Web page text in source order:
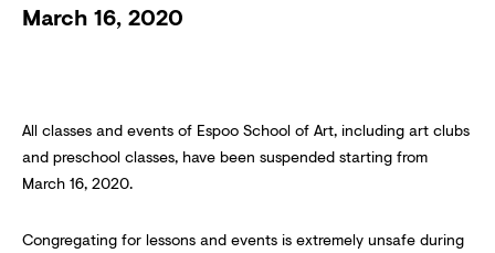
March 16, 2020
All classes and events of Espoo School of Art, including art clubs
and preschool classes, have been suspended starting from
March 16, 2020.
Congregating for lessons and events is extremely unsafe during